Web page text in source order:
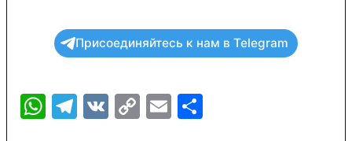
Присоединяйтесь к нам в Telegram
WhatsApp
Telegram
VKCopyEmail